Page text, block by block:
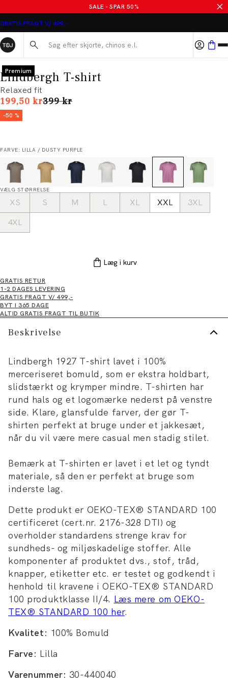
SALE - SPAR 50%
GRATIS FRAGT V/ 499,-
Søg her...
Premium
Lindbergh T-shirt
Relaxed fit
199,50 krI alt (uden rabat)
399 kr
-50 %
FARVE: LILLA / DUSTY PURPLE
VÆLG STØRRELSE
XS S M L XL XXL
3XL
4XL
Læg i kurv
GRATIS RETUR
1-2 DAGES LEVERING
GRATIS FRAGT V/ 499,-
BYT I 365 DAGE
ALTID GRATIS FRAGT TIL BUTIK
Beskrivelse
Lindbergh 1927 T-shirt lavet i 100%
merceriseret bomuld, som er ekstra holdbart,
slidstærkt og krymper mindre. T-shirten har
rund hals og et logomærke nederst på venstre
side. Klare, glansfulde farver, der gør T-
shirten perfekt at bruge under et jakkesæt,
når du vil være mere casual men stadig stilet.
Bemærk at T-shirten er lavet i et let og tyndt
materiale, så den er perfekt at bruge som
inderste lag.
Dette produkt er OEKO-TEX® STANDARD 100
certificeret (cert.nr. 2176-328 DTI) og
overholder standardens strenge krav for
sundheds- og miljøskadelige stoffer. Alle
komponenter af produktet dvs., stof, tråd,
knapper, etiketter etc. er testet og godkendt i
henhold til kravene i OEKO-TEX® STANDARD
100 produktklasse II/4. Læs mere om OEKO-
TEX® STANDARD 100 her.
Kvalitet: 100% Bomuld
Farve: Lilla
Varenummer: 30-440040